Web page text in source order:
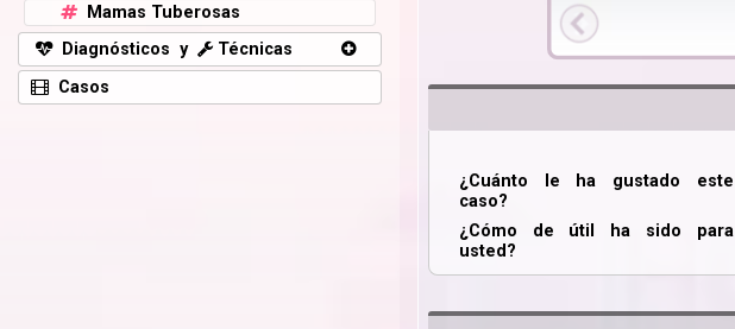
¿Cuánto le ha gustado este
caso?
¿Cómo de útil ha sido para
usted?
Mamas Tuberosas
Diagnósticos y
Técnicas
Casos